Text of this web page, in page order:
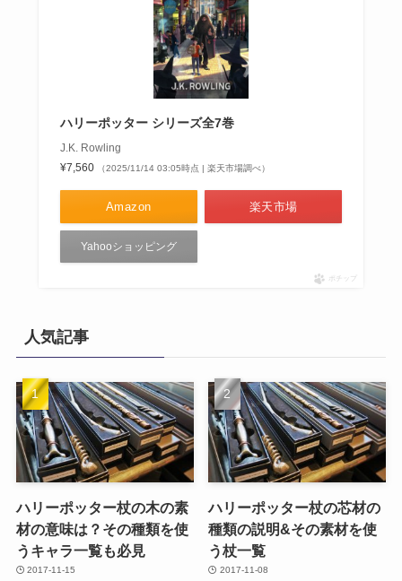
ハリーポッター シリーズ全7巻
J.K. Rowling
¥7,560
（2025/11/14 03:05時点 | 楽天市場調べ）
Amazon 楽天市場
Yahooショッピング
ポチップ
人気記事
ハリーポッター杖の木の素
材の意味は？その種類を使
うキャラ一覧も必見
2017-11-15
ハリーポッター杖の芯材の
種類の説明&その素材を使
う杖一覧
2017-11-08